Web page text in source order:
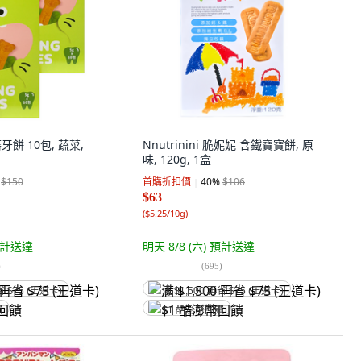
餅 10包, 蔬菜,
$150
送達
$75 (王道卡)
Nnutrinini 脆妮妮 含鐵寶寶餅, 原
味, 120g, 1盒
首購折扣價 40%$106
$63
($5.25/10g)
明天 8/8 (六) 預計送達
(695)
满 $1,500 再省 $75 (王道卡)
$1 酷澎幣回饋